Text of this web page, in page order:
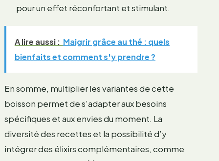
pour un effet réconfortant et stimulant.
A lire aussi : Maigrir grâce au thé : quels
bienfaits et comment s'y prendre ?
En somme, multiplier les variantes de cette
boisson permet de s’adapter aux besoins
spécifiques et aux envies du moment. La
diversité des recettes et la possibilité d’y
intégrer des élixirs complémentaires, comme